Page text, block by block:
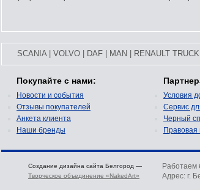
SCANIA| VOLVO DAF MAN RENAULT TRUCK
Покупайте с нами:
Новости и события
Отзывы покупателей
Анкета клиента
Наши бренды
Условия
Сервис
Черный
Создание дизайна сайта Белгород —
Творческое объединение «NakedArt»
Работаем
Адрес: г.